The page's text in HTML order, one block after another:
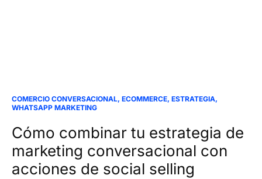
COMERCIO CONVERSACIONAL, ECOMMERCE, ESTRATEGIA,
WHATSAPP MARKETING
Cómo combinar tu estrategia de
marketing conversacional con
acciones de social selling